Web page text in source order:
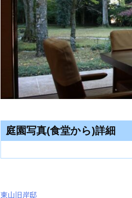
庭園写真(食堂から)詳細
東山旧岸邸